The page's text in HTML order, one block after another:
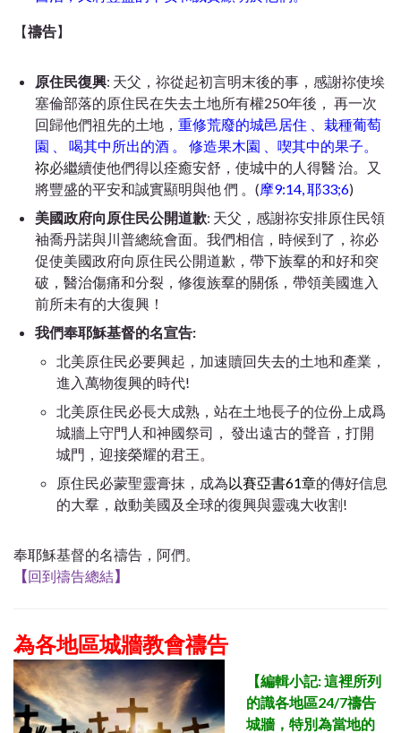
【禱告】
原住民復興: 天父，祢從起初言明末後的事，感謝祢使埃
塞倫部落的原住民在失去土地所有權250年後， 再一次
回歸他們祖先的土地， 重修荒廢的城邑居住 、栽種葡萄
園 、 喝其中所出的酒 。 修造果木園 、喫其中的果子。
祢必繼續使他們得以痊癒安舒，使城中的人得醫 治。又
將豐盛的平安和誠實顯明與他 們 。(摩9:14, 耶33;6)
美國政府向原住民公開道歉: 天父，感謝祢安排原住民領
袖喬丹諾與川普總統會面。我們相信，時候到了，祢必
促使美國政府向原住民公開道歉，帶下族羣的和好和突
破，醫治傷痛和分裂，修復族羣的關係，帶領美國進入
前所未有的大復興！
我們奉耶穌基督的名宣告:
北美原住民必要興起，加速贖回失去的土地和產業，
進入萬物復興的時代!
北美原住民必長大成熟，站在土地長子的位份上成爲
城牆上守門人和神國祭司， 發出遠古的聲音，打開
城門，迎接榮耀的君王。
原住民必蒙聖靈膏抹，成為以賽亞書61章的傳好信息
的大羣，啟動美國及全球的復興與靈魂大收割!
奉耶穌基督的名禱告，阿們。
【回到禱告總結】
為各地區城牆教會禱告
【編輯小記: 這裡所列
的識各地區24/7禱告
城牆，特別為當地的